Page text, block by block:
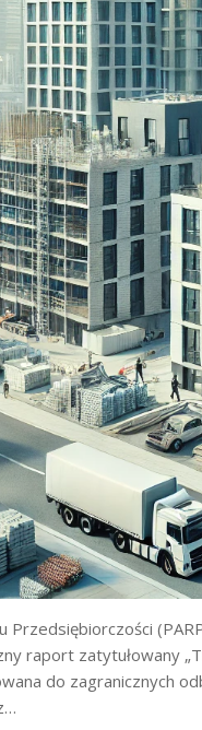
Przedsiębiorczości
raport zatytułowany
do zagranicznych